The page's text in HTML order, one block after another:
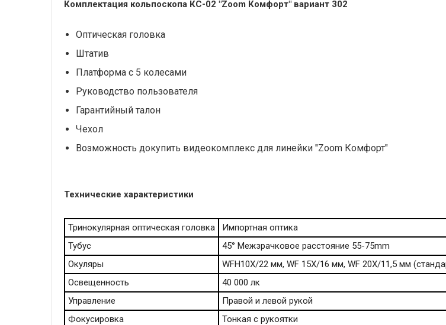
Комплектация кольпоскопа КС-02 "Zoom Комфорт" вариант 302
Оптическая головка
Штатив
Платформа с 5 колесами
Руководство пользователя
Гарантийный талон
Чехол
Возможность докупить видеокомплекс для линейки "Zoom Комфорт"
Технические характеристики
Тринокулярная оптическая головка
Импортная оптика
Тубус
45° Межзрачковое расстояние 55-75mm
Окуляры
WFH10X/22 мм, WF 15Х/16 мм, WF 20Х/11,5 мм
Освещенность
40 000 лк
Управление
Правой и левой рукой
Фокусировка
Тонкая с рукоятки